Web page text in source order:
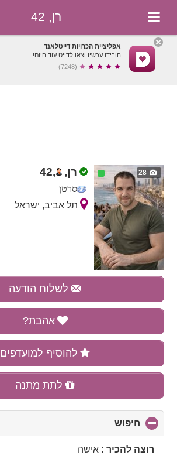
רן, 42
אפליציית הכרויות דייטלאנד
הורידו עכשיו וצאו לדייט עוד היום!
(7248)
28 רן, ,
42
סרטן
תל אביב, ישראל
לשלוח הודעה
אהבת?
להוסיף למועדפים
לתת מתנה
חיפוש
to
collapseרוצה להכיר :אישה